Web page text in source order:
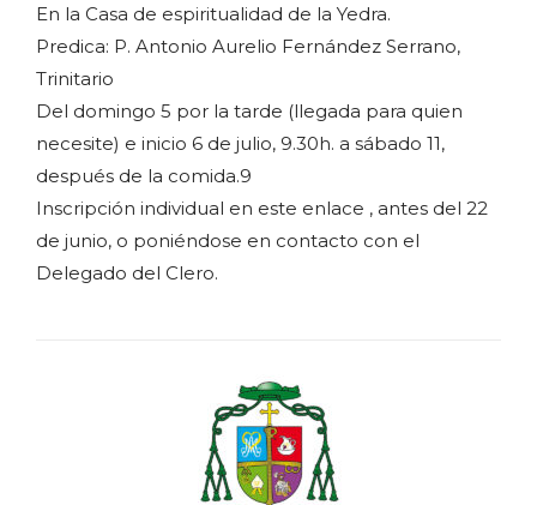
En la Casa de espiritualidad de la Yedra.
Predica: P. Antonio Aurelio Fernández Serrano,
Trinitario
Del domingo 5 por la tarde (llegada para quien
necesite) e inicio 6 de julio, 9.30h. a sábado 11,
después de la comida.9
Inscripción individual en este enlace , antes del 22
de junio, o poniéndose en contacto con el
Delegado del Clero.